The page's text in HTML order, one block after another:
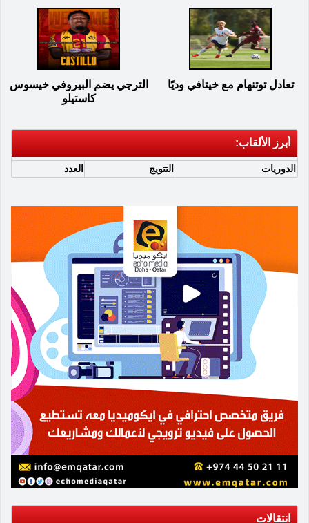
تعادل توتنهام مع خيتافي وديًا
الترجي يضم البيروفي خيسوس
كاستيلو
أبرز الألقاب:
الدوريات التتويج العدد
انتقالات